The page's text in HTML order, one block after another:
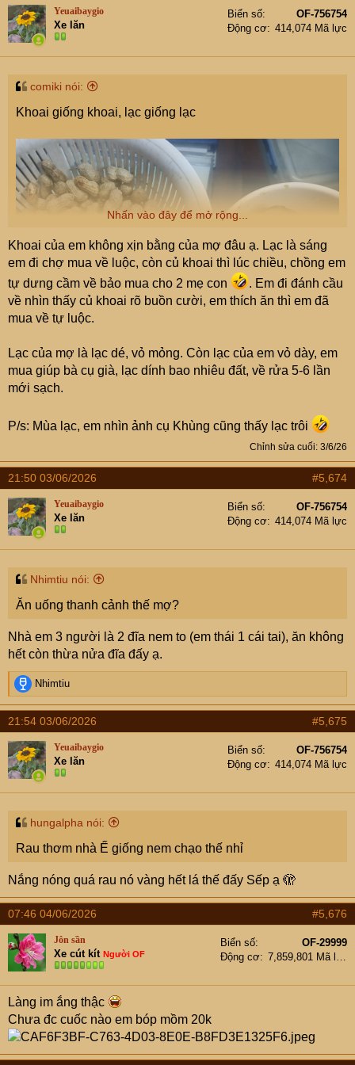
t
i
o
n
s
Yeuaibaygio
Xe lăn
Biển số
OF-756754
Động cơ
414,074 Mã lực
comiki nói:
Khoai giống khoai, lạc giống lạc
Nhấn vào đây để mở rộng...
Khoai của em không xịn bằng của mợ đâu ạ. Lạc là sáng
em đi chợ mua về luộc, còn củ khoai thì lúc chiều, chồng em
tự dưng cầm về bảo mua cho 2 mẹ con
. Em đi đánh cầu
về nhìn thấy củ khoai rõ buồn cười, em thích ăn thì em đã
mua về tự luộc.
Lạc của mợ là lạc dé, vỏ mỏng. Còn lạc của em vỏ dày, em
mua giúp bà cụ già, lạc dính bao nhiêu đất, về rửa 5-6 lần
mới sạch.
P/s: Mùa lạc, em nhìn ảnh cụ Khùng cũng thấy lạc trôi
Chỉnh sửa cuối: 3/6/26
21:50 03/06/2026 #5,674
Yeuaibaygio
Xe lăn
Biển số
OF-756754
Động cơ
414,074 Mã lực
Nhimtiu nói:
Ăn uống thanh cảnh thế mợ?
Nhà em 3 người là 2 đĩa nem to (em thái 1 cái tai), ăn không
hết còn thừa nửa đĩa đấy ạ.
R
e
a
c
t
i
o
n
s
Nhimtiu
21:54 03/06/2026 #5,675
Yeuaibaygio
Xe lăn
Biển số
OF-756754
Động cơ
414,074 Mã lực
hungalpha nói:
Rau thơm nhà Ế giống nem chạo thế nhỉ
Nắng nóng quá rau nó vàng hết lá thế đấy Sếp ạ 🫣
07:46 04/06/2026 #5,676
Jôn sần
Xe cút kít Người OF
Biển số
OF-29999
Động cơ
Làng im ắng thậc
Chưa đc cuốc nào em bóp mồm 20k